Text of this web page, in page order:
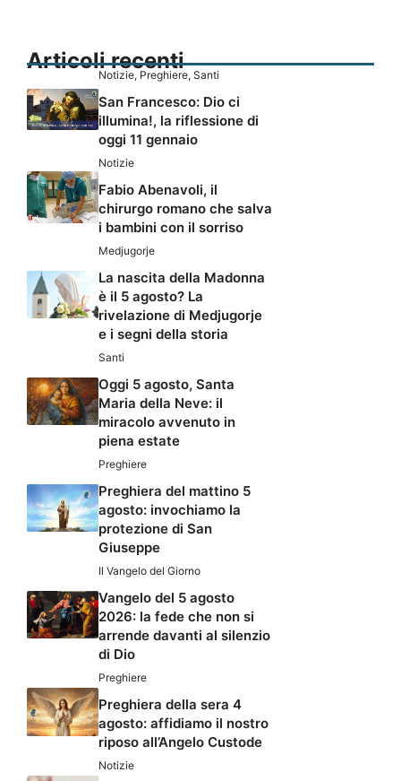
Articoli recenti
Notizie, Preghiere, Santi
San Francesco: Dio ci
illumina!, la riflessione di
oggi 11 gennaio
Notizie
Fabio Abenavoli, il
chirurgo romano che salva
i bambini con il sorriso
Medjugorje
La nascita della Madonna
è il 5 agosto? La
rivelazione di Medjugorje
e i segni della storia
Santi
Oggi 5 agosto, Santa
Maria della Neve: il
miracolo avvenuto in
piena estate
Preghiere
Preghiera del mattino 5
agosto: invochiamo la
protezione di San
Giuseppe
Il Vangelo del Giorno
Vangelo del 5 agosto
2026: la fede che non si
arrende davanti al silenzio
di Dio
Preghiere
Preghiera della sera 4
agosto: affidiamo il nostro
riposo all’Angelo Custode
Notizie